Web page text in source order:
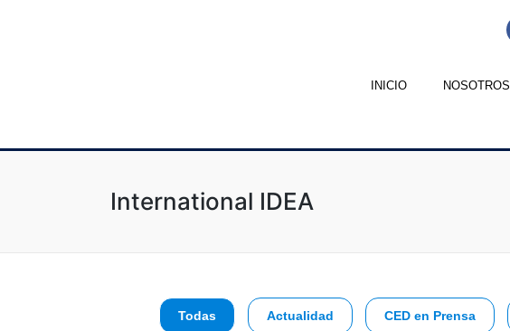
INICIO NOSOTROS
International IDEA
Todas Actualidad CED en Prensa